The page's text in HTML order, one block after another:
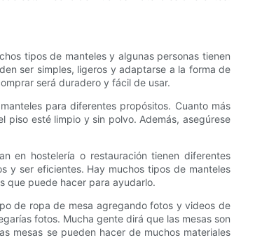
tipos de manteles y algunas personas tienen
ser simples, ligeros y adaptarse a la forma de
será duradero y fácil de usar.
para diferentes propósitos. Cuanto más
piso esté limpio y sin polvo. Además, asegúrese
en hostelería o restauración tienen diferentes
y ser eficientes. Hay muchos tipos de manteles
que puede hacer para ayudarlo.
de ropa de mesa agregando fotos y videos de
fotos. Mucha gente dirá que las mesas son
mesas se pueden hacer de muchos materiales